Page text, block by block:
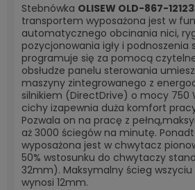
Stebnówka OLISEW OLD-867-
transportem wyposażona jest w
automatycznego obcinania nici,
pozycjonowania igły i podnoszenia
programuje się za pomocą
obsłudze panelu sterowania
maszyny zintegrowanego z
silnikiem (DirectDrive) o mocy 750
cichy izapewnia duża komfort
Pozwala on na pracę z pełną,
aż 3000 ściegów na minutę.
wyposażona jest w chwytacz
50% wstosunku do chwytaczy
32mm). Maksymalny ścieg wszyciu
wynosi 12mm.